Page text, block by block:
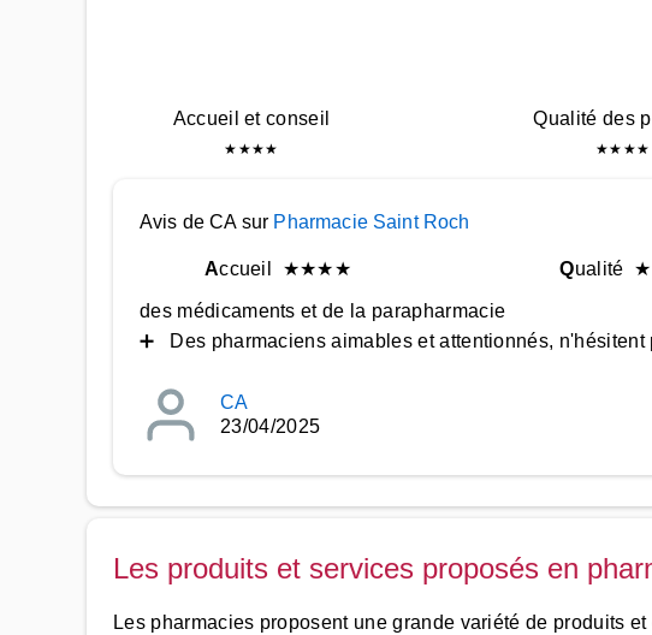
Accueil et conseil
★ ★★★
Qualité des
★★ ★★
Avis de CA sur Pharmacie Saint Roch
Accueil ★★★★ Qualité ★
des médicaments et de la parapharmacie
➕ Des pharmaciens aimables et attentionnés,
CA
23/04/2025
Les produits et services proposés en
Les pharmacies proposent une grande variété de produits